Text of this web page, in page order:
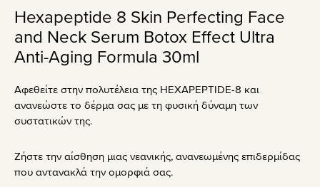
Hexapeptide 8 Skin Perfecting Face
and Neck Serum Botox Effect Ultra
Anti-Aging Formula 30ml
Αφεθείτε στην πολυτέλεια της HEXAPEPTIDE-8 και
ανανεώστε το δέρμα σας με τη φυσική δύναμη των
συστατικών της.
Ζήστε την αίσθηση μιας νεανικής, ανανεωμένης επιδερμίδας
που αντανακλά την ομορφιά σας.